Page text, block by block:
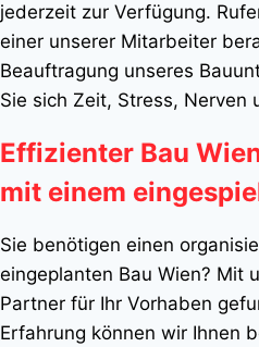
jederzeit zur Verfügung.
einer unserer Mitarbeiter
Beauftragung unseres
Sie sich Zeit, Stress, Nerven
Effizienter Bau
mit einem
Sie benötigen einen
eingeplanten Bau Wien? Mit
Partner für Ihr Vorhaben
Erfahrung können wir Ihnen